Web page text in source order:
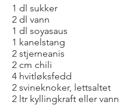
1 dl sukker
2 dl vann
1 dl soyasaus
1 kanelstang
2 stjerneanis
2 cm chili
4 hvitløksfedd
2 svineknoker, lettsaltet
2 ltr kyllingkraft eller vann